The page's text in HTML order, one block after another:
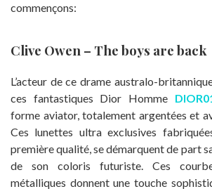
commençons:
Clive Owen – The boys are back
L’acteur de ce drame australo-
ces fantastiques Dior Homme
forme aviator, totalement argentées et
Ces lunettes ultra exclusives
première qualité, se démarquent de part
de son coloris futuriste. Ces
métalliques donnent une touche